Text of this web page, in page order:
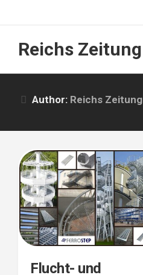
Reichs Zeitung
Author: Reichs Zeitung
Flucht- und